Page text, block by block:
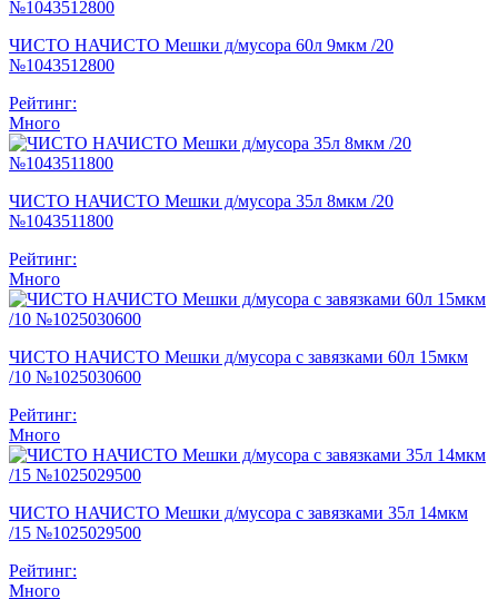
ЧИСТО НАЧИСТО Мешки д/мусора 60л 9мкм /20
№1043512800
Рейтинг:
Много
ЧИСТО НАЧИСТО Мешки д/мусора 35л 8мкм /20
№1043511800
Рейтинг:
Много
ЧИСТО НАЧИСТО Мешки д/мусора с завязками 60л 15мкм
/10 №1025030600
Рейтинг:
Много
ЧИСТО НАЧИСТО Мешки д/мусора с завязками 35л 14мкм
/15 №1025029500
Рейтинг:
Много